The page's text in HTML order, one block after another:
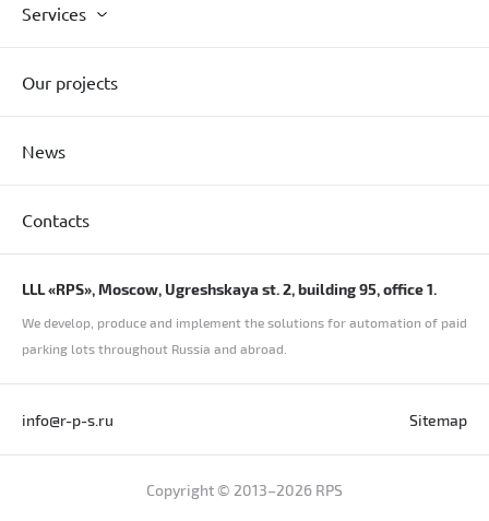
Services
Our projects
News
Contacts
LLL «RPS», Moscow, Ugreshskaya st. 2, building 95, office 1.
We develop, produce and implement the solutions for automation of paid
parking lots throughout Russia and abroad.
info@r-p-s.ru Sitemap
Copyright © 2013–2026 RPS